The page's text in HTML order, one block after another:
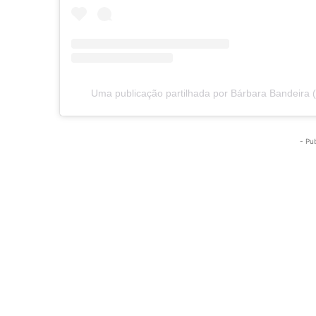
Uma publicação partilhada por Bárbara Bandeira
-